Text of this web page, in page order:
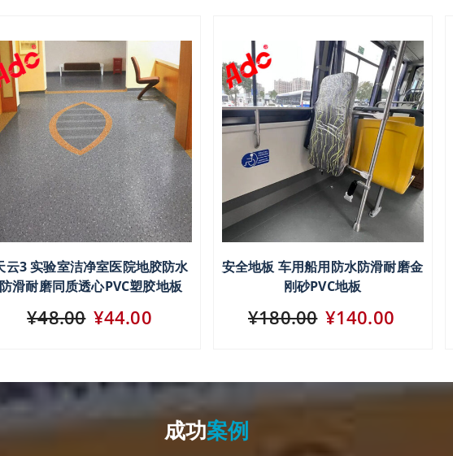
云3 实验室洁净室医院地胶防水
防滑耐磨同质透心PVC塑胶地板
¥48.00 ¥44.00
安全地板 车用船用防水防滑耐磨金
刚砂PVC地板
¥180.00 ¥140.00
成功案例